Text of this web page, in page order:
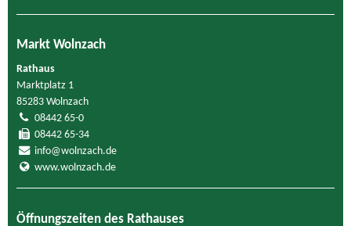
Markt Wolnzach
Rathaus
Marktplatz 1
85283 Wolnzach
08442 65-0
08442 65-34
info@wolnzach.de
www.wolnzach.de
Öffnungszeiten des Rathauses